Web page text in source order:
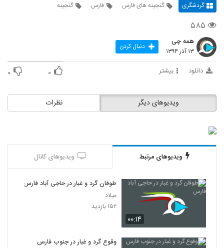
گردشگری گنجینه های فارس فارس گنجینه
۵۸۵
همه چی
۱۳ آذر ۱۳۹۴ دنبال کردن
دانلود بیشتر ۰ ۰
نظرات ویدیوهای دیگر
ویدیوهای مرتبط ویدیوهای کانال
۰۰:۱۴
طوفان گرد و غبار در حاجی آباد فارس
میلاد
۱۵۲ بازدید
وقوع گرد و غبار در جنوب فارس